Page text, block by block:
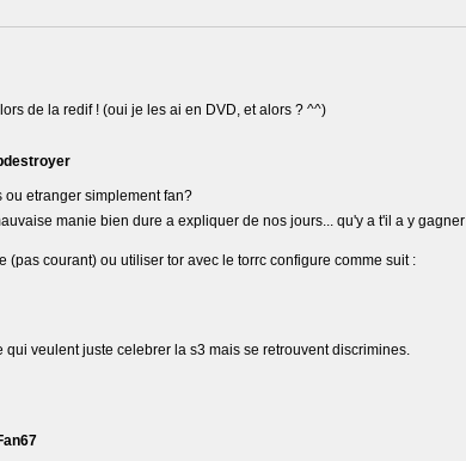
de la redif ! (oui je les ai en DVD, et alors ? ^^)
etranger simplement fan?
manie bien dure a expliquer de nos jours... qu'y a t'il a y
(pas courant) ou utiliser tor avec le torrc configure comme suit :
veulent juste celebrer la s3 mais se retrouvent discrimines.